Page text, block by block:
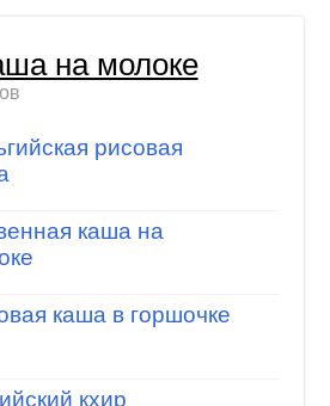
на молоке
рисовая
каша на
каша в горшочке
кхир